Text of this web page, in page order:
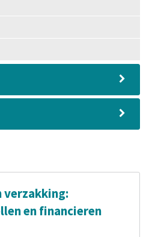
verzakking:
en financieren